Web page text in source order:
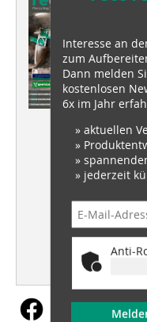
Interesse an
zum
Dann melden
kostenlosen
6x im Jahr
» aktuellen
»
»
» jederzeit
Anti-